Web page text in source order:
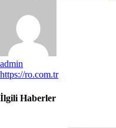
admin
https://ro.com.tr
İlgili Haberler